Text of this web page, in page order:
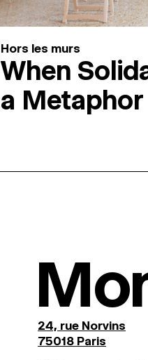
Hors les murs
When
a Metaphor
24, rue Norvins
75018 Paris